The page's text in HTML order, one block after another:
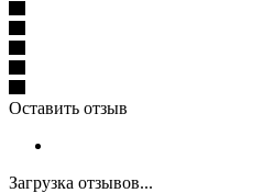
Оставить отзыв
Загрузка отзывов...